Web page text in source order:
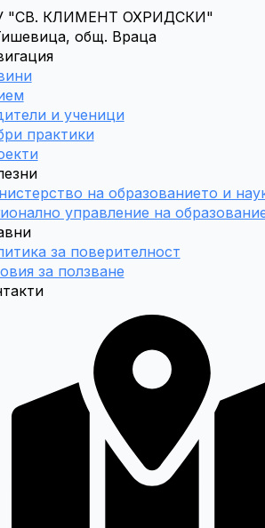
"СВ. КЛИМЕНТ ОХРИДСКИ"
общ. Враца
и ученици
практики
на образованието и
управление на
за поверителност
за ползване